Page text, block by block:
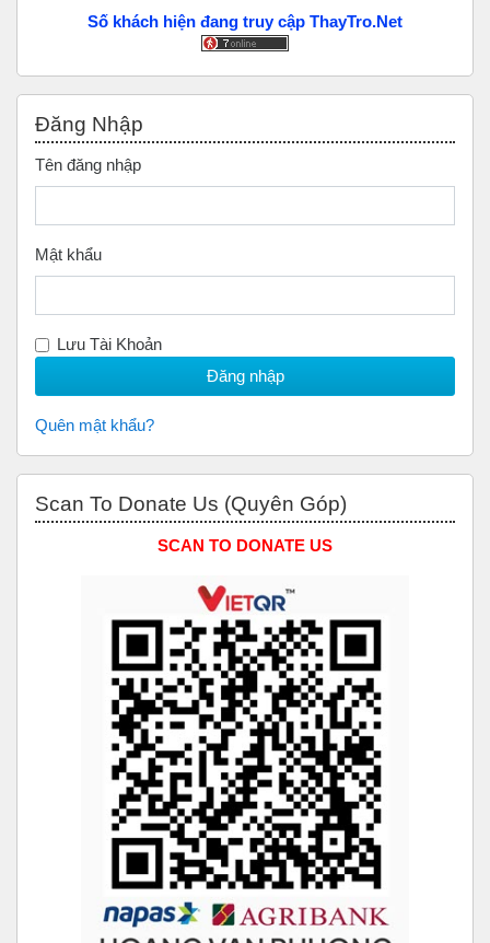
Số khách hiện đang truy cập ThayTro.Net
Đăng Nhập
Tên đăng nhập
Mật khẩu
Lưu Tài Khoản
Quên mật khẩu?
Scan To Donate Us (Quyên Góp)
SCAN TO DONATE US